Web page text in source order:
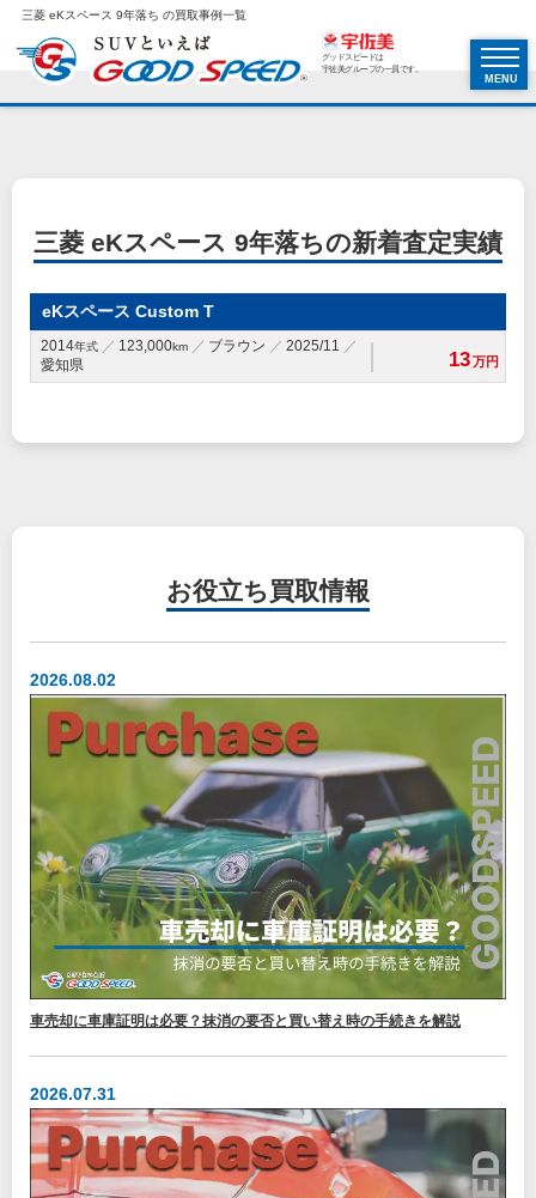
三菱 eKスペース 9年落ち の買取事例一覧
グッドスピードは
宇佐美グループの一員です。
MENU
三菱 eKスペース 9年落ちの新着査定実績
eKスペース Custom T
2014年式 123,000km ブラウン
2025/11
愛知県
13万円
お役立ち 買取情報
2026.08.02
車売却に車庫証明は必要？抹消の要否と買い替え時の手続きを解説
2026.07.31